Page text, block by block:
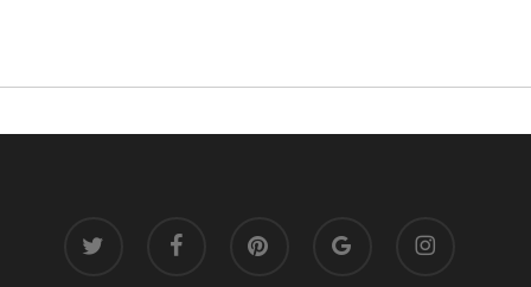
plus